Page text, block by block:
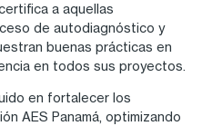
a aquellas
de autodiagnóstico y
buenas prácticas en
en todos sus proyectos.
en fortalecer los
AES Panamá, optimizando